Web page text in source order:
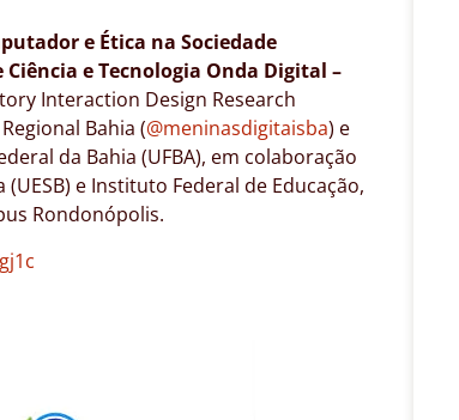
e Ética na Sociedade
Ciência e Tecnologia Onda Digital –
Interaction Design Research
Bahia (@meninasdigitaisba) e
da Bahia (UFBA), em colaboração
e Instituto Federal de Educação,
Rondonópolis.